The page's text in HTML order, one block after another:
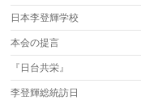
日本李登輝学校
本会の提言
『日台共栄』
李登輝総統訪日